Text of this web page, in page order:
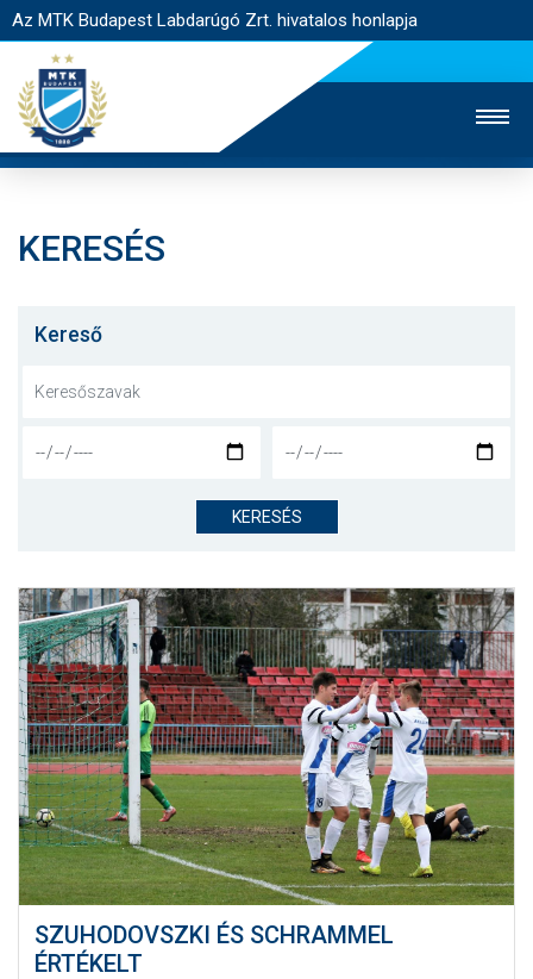
Az MTK Budapest Labdarúgó Zrt. hivatalos honlapja
JEGYÉRTÉKESÍTÉS
NYITÓLAP
CSAPATOK
KLUB
GALÉRIA
SZURKOLÓI ÉLMÉNYEK
AKKREDITÁCIÓ
KERESÉS
Kereső
KERESÉS
SZUHODOVSZKI ÉS SCHRAMMEL
ÉRTÉKELT